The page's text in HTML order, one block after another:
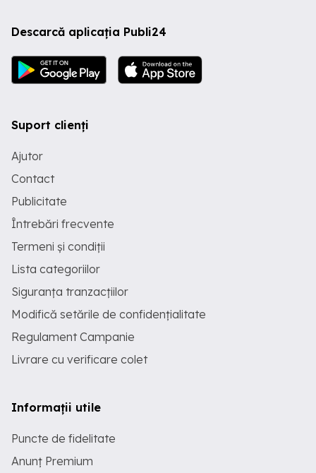
Descarcă aplicația Publi24
Suport clienți
Ajutor
Contact
Publicitate
Întrebări frecvente
Termeni și condiții
Lista categoriilor
Siguranța tranzacțiilor
Modifică setările de confidențialitate
Regulament Campanie
Livrare cu verificare colet
Informații utile
Puncte de fidelitate
Anunț Premium